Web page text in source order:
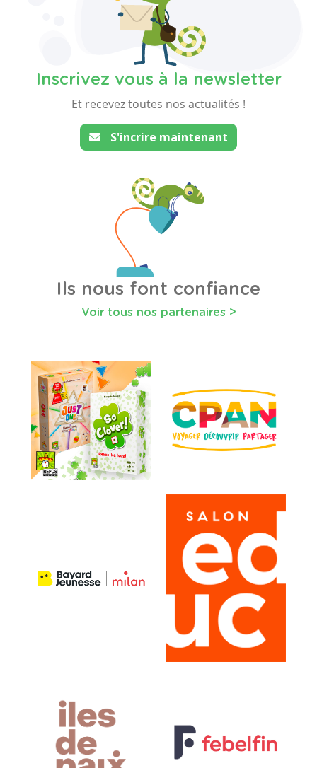
Inscrivez vous à la newsletter
Et recevez toutes nos actualités !
S'incrire maintenant
Ils nous font confiance
Voir tous nos partenaires >